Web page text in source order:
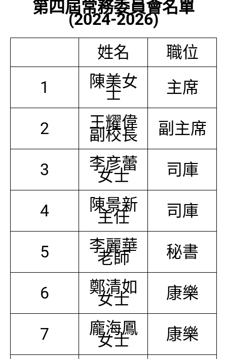
第四屆常務委員會名單
(2024-2026)
姓名
職位
1
陳美女
士 主席
2 王耀偉
副校長 副主席
3 李彦蕾
女士 司庫
4 陳景新
主任 司庫
5 李麗華
老師 秘書
6 鄭清如
女士 康樂
7 龐海鳳
女士 康樂